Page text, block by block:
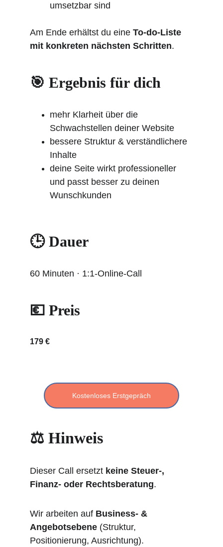
umsetzbar sind
Am Ende erhältst du eine To-do-Liste
mit konkreten nächsten Schritten.
🎯 Ergebnis für dich
mehr Klarheit über die
Schwachstellen deiner Website
bessere Struktur & verständlichere
Inhalte
deine Seite wirkt professioneller
und passt besser zu deinen
Wunschkunden
🕒 Dauer
60 Minuten · 1:1-Online-Call
💶 Preis
179 €
Kostenloses Erstgepräch
⚖️ Hinweis
Dieser Call ersetzt keine Steuer-,
Finanz- oder Rechtsberatung.
Wir arbeiten auf Business- &
Angebotsebene (Struktur,
Positionierung, Ausrichtung).